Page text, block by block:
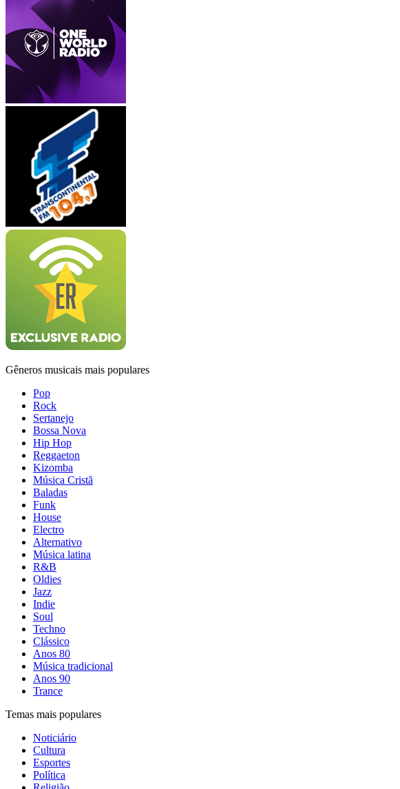
Gêneros musicais mais populares
Pop
Rock
Sertanejo
Bossa Nova
Hip Hop
Reggaeton
Kizomba
Música Cristã
Baladas
Funk
House
Electro
Alternativo
Música latina
R&B
Oldies
Jazz
Indie
Soul
Techno
Clássico
Anos 80
Música tradicional
Anos 90
Trance
Temas mais populares
Noticiário
Cultura
Esportes
Política